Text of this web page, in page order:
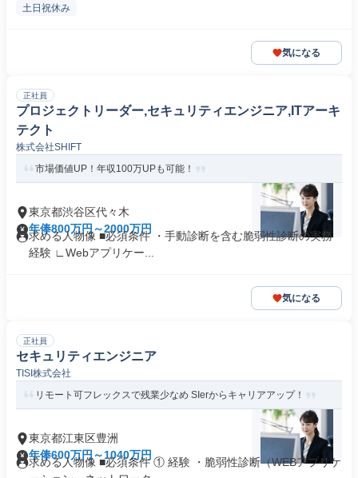
土日祝休み
気になる
正社員
プロジェクトリーダー,セキュリティエンジニア,ITアーキ
テクト
株式会社SHIFT
市場価値UP！年収100万UPも可能！
東京都渋谷区代々木
年俸800万円～2000万円
求める人物像 ■必須条件 ・手動診断を含む脆弱性診断の実務
経験 ∟Webアプリケー...
気になる
正社員
セキュリティエンジニア
TISI株式会社
リモート可フレックスで残業少なめ SIerからキャリアアップ！
東京都江東区豊洲
年俸600万円～1040万円
求める人物像 ■必須条件 ① 経験 ・脆弱性診断（WEBアプリケ